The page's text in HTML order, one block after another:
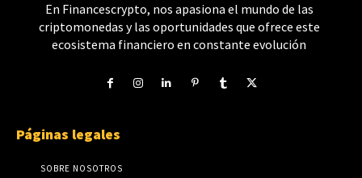
En Financescrypto, nos apasiona el mundo de las
criptomonedas y las oportunidades que ofrece este
ecosistema financiero en constante evolución
Páginas legales
SOBRE NOSOTROS